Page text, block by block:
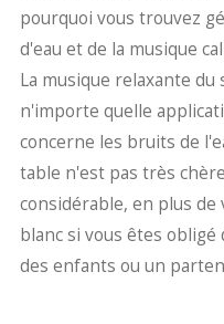
pourquoi vous trouvez
d'eau et de la musique
La musique relaxante
n'importe quelle
concerne les bruits de
table n'est pas très
considérable, en plus
blanc si vous êtes obligé
des enfants ou un